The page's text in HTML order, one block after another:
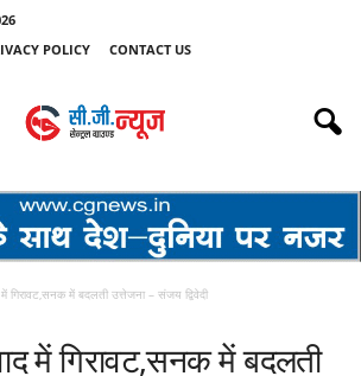
POLICY CONTACT US
गिरावट,सनक में बदलती उत्तेजना – संजय द्विवेदी
में गिरावट,सनक में बदलती